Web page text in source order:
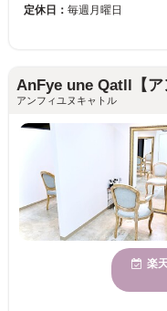
定休日： 毎週月曜日
AnFye une Qatll【ア
アンフィユヌキャトル
楽